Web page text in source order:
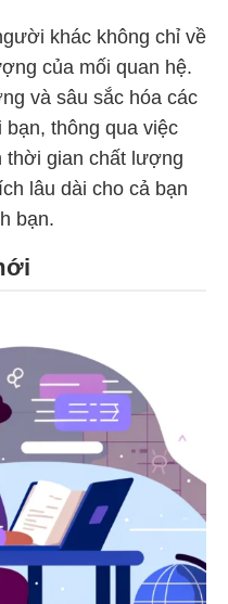
khác không chỉ về
của mối quan hệ.
và sâu sắc hóa các
thông qua việc
thời gian chất lượng
lâu dài cho cả bạn
bạn.